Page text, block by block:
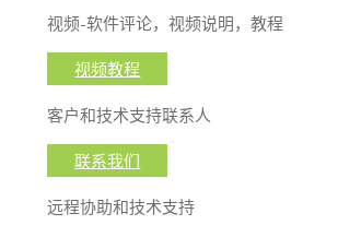
视频-软件评论，视频说明，教程
视频教程
客户和技术支持联系人
联系我们
远程协助和技术支持